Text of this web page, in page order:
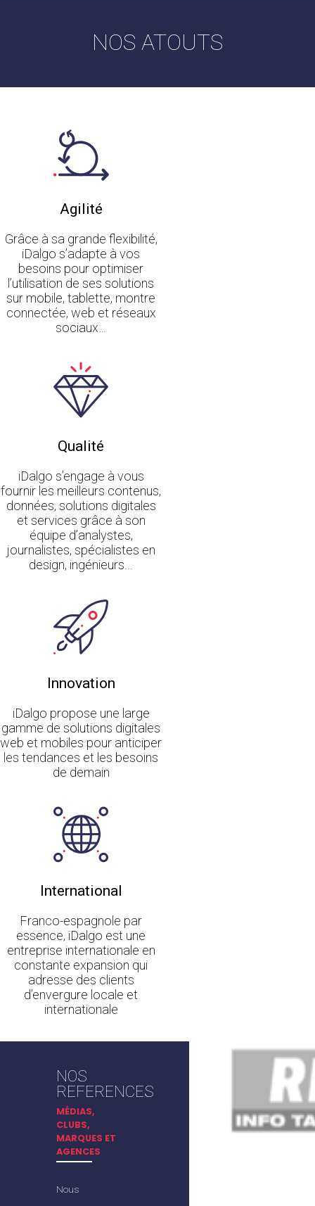
NOS ATOUTS
Agilité
Grâce à sa grande flexibilité,
iDalgo s’adapte à vos
besoins pour optimiser
l’utilisation de ses solutions
sur mobile, tablette, montre
connectée, web et réseaux
sociaux…
Qualité
iDalgo s’engage à vous
fournir les meilleurs contenus,
données, solutions digitales
et services grâce à son
équipe d’analystes,
journalistes, spécialistes en
design, ingénieurs...
Innovation
iDalgo propose une large
gamme de solutions digitales
web et mobiles pour anticiper
les tendances et les besoins
de demain
International
Franco-espagnole par
essence, iDalgo est une
entreprise internationale en
constante expansion qui
adresse des clients
d’envergure locale et
internationale
NOS
REFERENCES
MÉDIAS,
CLUBS,
MARQUES ET
AGENCES
Nous